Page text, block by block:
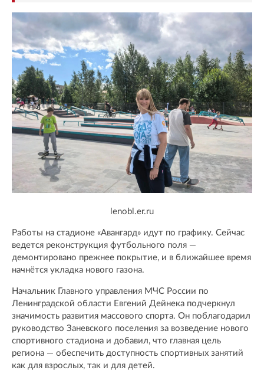
lenobl.er.ru
Работы на стадионе «Авангард» идут по графику. Сейчас
ведется реконструкция футбольного поля —
демонтировано прежнее покрытие, и в ближайшее время
начнётся укладка нового газона.
Начальник Главного управления МЧС России по
Ленинградской области Евгений Дейнека подчеркнул
значимость развития массового спорта. Он поблагодарил
руководство Заневского поселения за возведение нового
спортивного стадиона и добавил, что главная цель
региона — обеспечить доступность спортивных занятий
как для взрослых, так и для детей.